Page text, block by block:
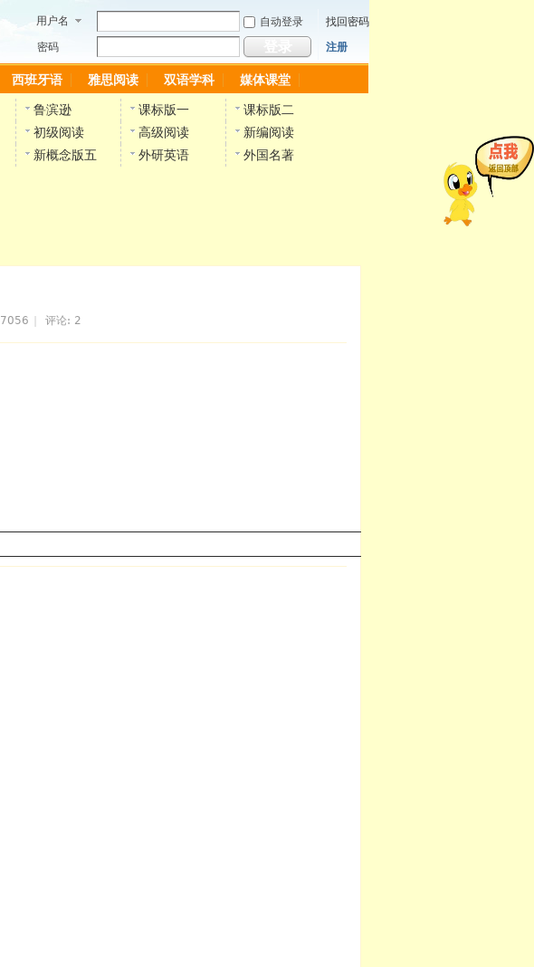
用户名 自动登录
找回密码
密码
注册
西班牙语 雅思阅读 双语学科 媒体课堂
鲁滨逊 课标版一
课标版二
初级阅读 高级阅读
新编阅读
新概念版五 外研英语 外国名著
7056 评论: 2